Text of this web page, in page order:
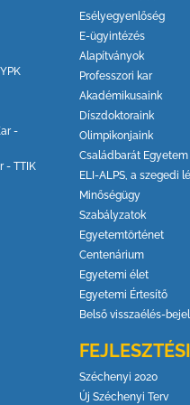
-
- TTIK
Esélyegyenlőség
E-ügyintézés
Alapítványok
Professzori kar
Akadémikusaink
Díszdoktoraink
Olimpikonjaink
Családbarát Egyetem
ELI-ALPS, a szegedi
Minőségügy
Szabályzatok
Egyetemtörténet
Centenárium
Egyetemi élet
Egyetemi Értesítő
Belső visszaélés-
Széchenyi 2020
Új Széchenyi Terv